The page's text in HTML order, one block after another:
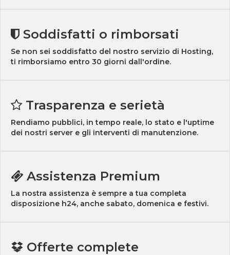
Soddisfatti o rimborsati
Se non sei soddisfatto del nostro servizio di Hosting,
ti rimborsiamo entro 30 giorni dall'ordine.
Trasparenza e serietà
Rendiamo pubblici, in tempo reale, lo stato e l'uptime
dei nostri server e gli interventi di manutenzione.
Assistenza Premium
La nostra assistenza è sempre a tua completa
disposizione h24, anche sabato, domenica e festivi.
Offerte complete